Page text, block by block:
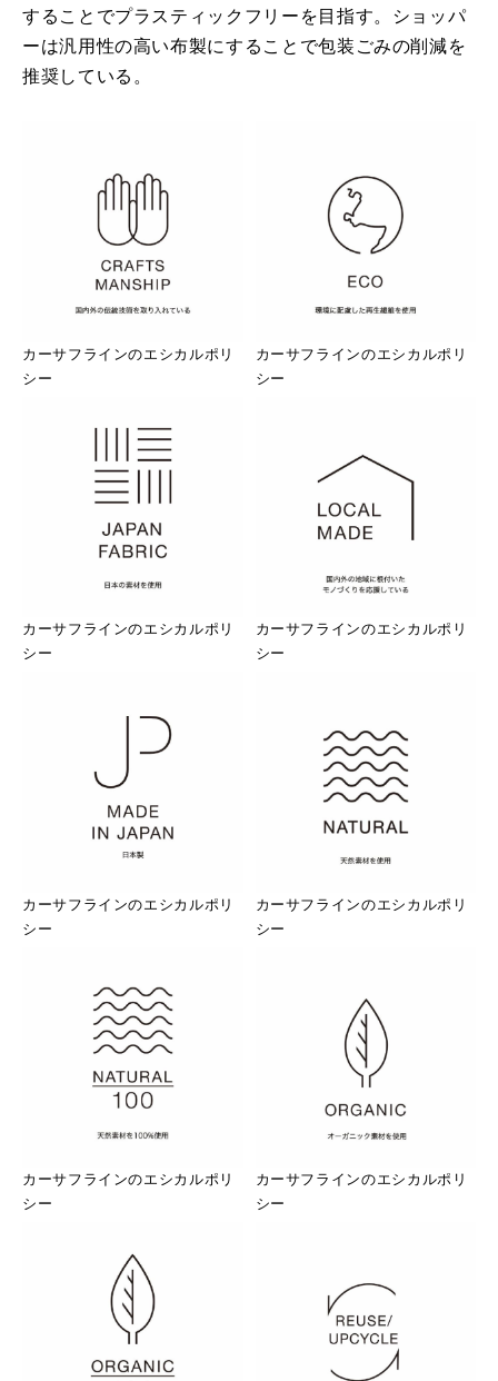
することでプラスティックフリーを目指す。ショッパ
ーは汎用性の高い布製にすることで包装ごみの削減を
推奨している。
カーサフラインのエシカルポリ
シー
カーサフラインのエシカルポリ
シー
カーサフラインのエシカルポリ
シー
カーサフラインのエシカルポリ
シー
カーサフラインのエシカルポリ
シー
カーサフラインのエシカルポリ
シー
カーサフラインのエシカルポリ
シー
カーサフラインのエシカルポリ
シー